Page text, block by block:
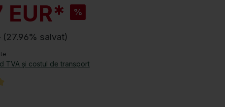
EUR* %
r
(27.96% salvat)
TVA și costul de transport
de 5 din 5 stele